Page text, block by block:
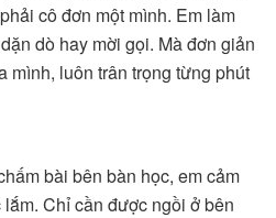
cô đơn một mình. Em làm
dò hay mời gọi. Mà đơn giản
mình, luôn trân trọng từng phút
bài bên bàn học, em cảm
Chỉ cần được ngồi ở bên